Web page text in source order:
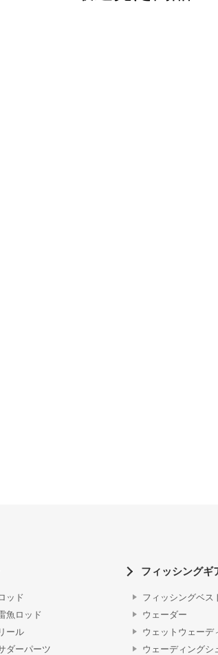
ッド
魚ロッド
ール
ダーパーツ
フィッシングギ
フィッシングベス
ウェーダー
ウェットウェーデ
ウェーディングシ